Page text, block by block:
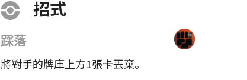
招式
踩落
將對手的牌庫上方1張卡丟棄。